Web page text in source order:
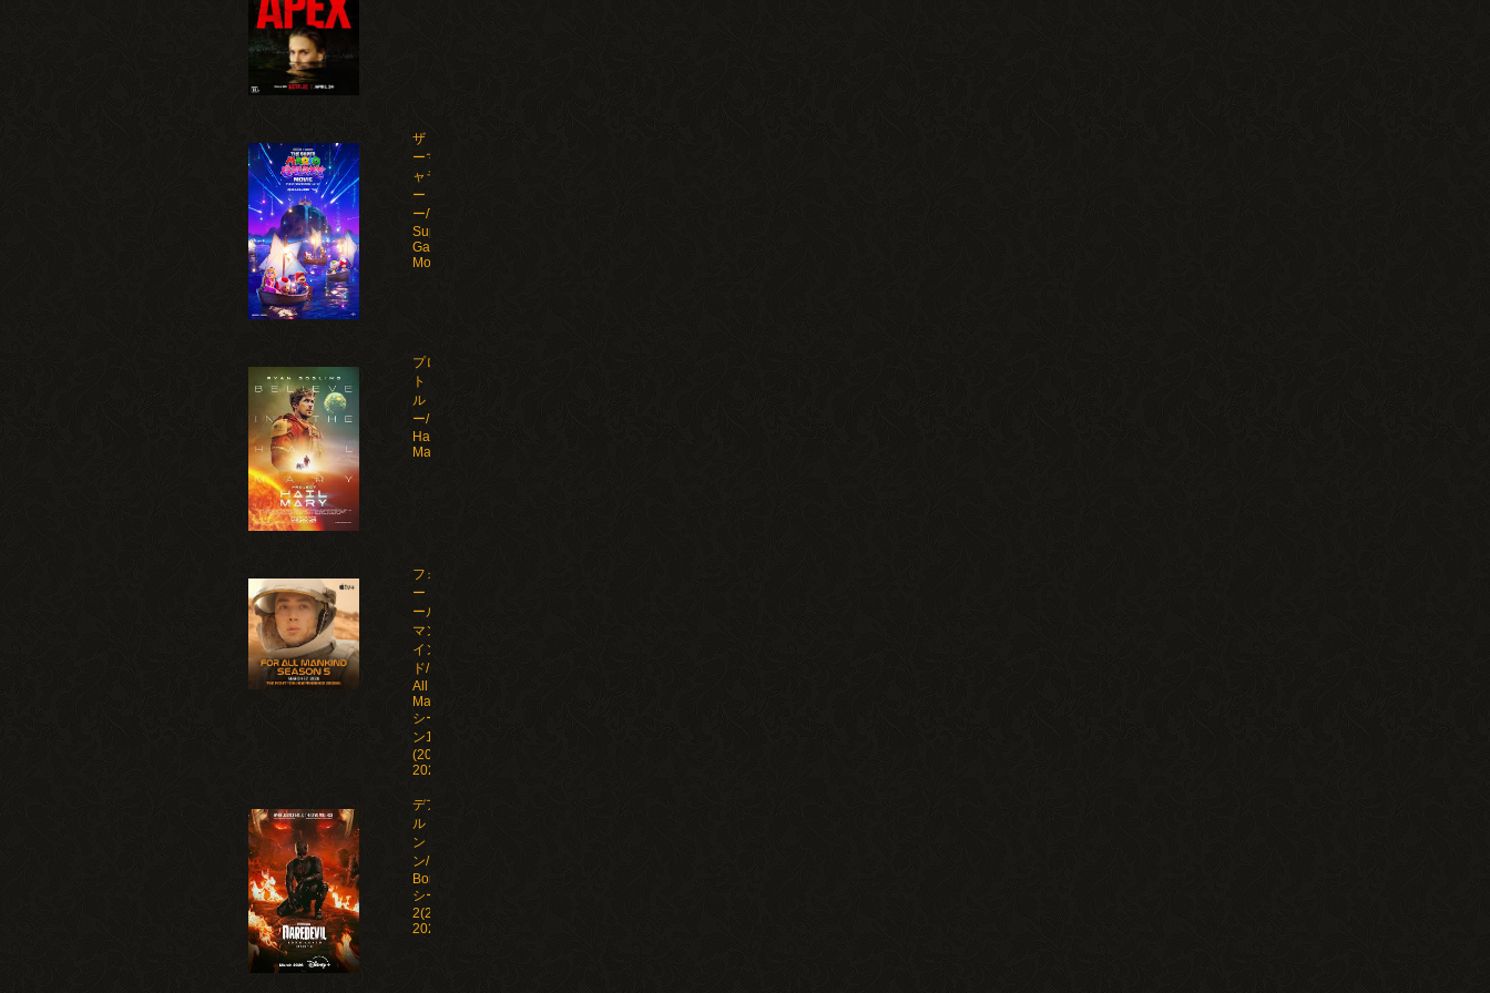
ザ・スーパ
ーマリオギ
ャラクシ
ー・ムービ
ー/The
Super Mario
Galaxy
Movie(2026)
プロジェク
ト・ヘイ
ル・メアリ
ー/Project
Hail
Mary(2026)
フォ
ー・オ
ール・
マンカ
イン
ド/For
All
Mankind
シーズ
ン1-5
(2019-
2026)
デアデビ
ル：ボー
ン・アゲイ
ン/Daredevil:
Born Again
シーズン1-
2(2025-
2026)